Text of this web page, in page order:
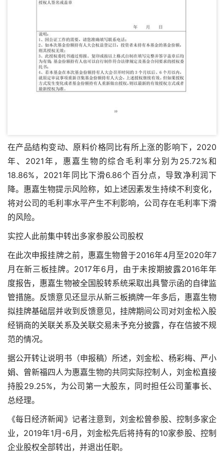
在产品结构变动、原料价格同比有所上涨的影响下，2020
年、2021年，惠嘉生物的综合毛利率分别为25.72%和
18.86%，2021年同比下滑6.86个百分点，导致净利润下
降。惠嘉生物提示风险称，如上述因素发生持续不利变化，
将对公司的毛利率水平产生不利影响，公司存在毛利率下滑
的风险。
实控人此前集中转出多家参股公司股权
在此次申报挂牌之前，惠嘉生物曾于2016年4月至2020年7
月在新三板挂牌。2017年6月，由于未按期披露2016年年
度报告，惠嘉生物被全国股转系统采取出具警示函的自律监
管措施。反馈意见还显示从新三板摘牌一年多后，惠嘉生物
拟挂牌基础层并收到反馈意见，挂牌期间公司对刘金松入股
经销商的关联关系及关联交易未予充分披露，存在信披不规
范的情况。
据公开转让说明书（申报稿）所述，刘金松、杨彩梅、严小
娟、曾新福四人为惠嘉生物的共同实际控制人，刘金松直接
持股29.25%，为公司第一大股东，同时担任公司董事长、
总经理。
《每日经济新闻》记者注意到，刘金松曾参股、控制多家企
业，2019年1月-6月，刘金松先后将持有的10家参股、控制
企业股权全部转出，并退出任职。